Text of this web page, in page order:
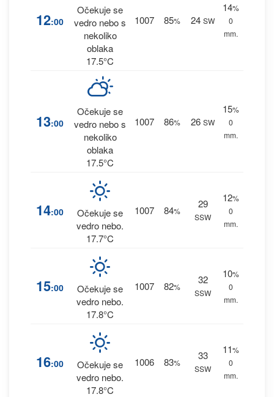
12:00
Očekuje se
vedro nebo s
nekoliko
oblaka
17.5°C
1007 85% 24 SW
14%
0
mm.
13:00
Očekuje se
vedro nebo s
nekoliko
oblaka
17.5°C
1007 86% 26 SW
15%
0
mm.
14:00
Očekuje se
vedro nebo.
17.7°C
1007 84%
29
SSW
12%
0
mm.
15:00
Očekuje se
vedro nebo.
17.8°C
1007 82%
32
SSW
10%
0
mm.
16:00
Očekuje se
vedro nebo.
17.8°C
1006 83%
33
SSW
11%
0
mm.